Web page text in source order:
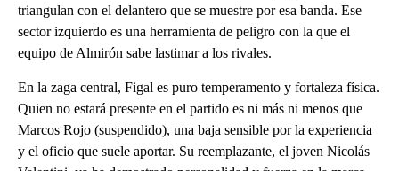
triangulan con el delantero que se muestre por esa banda. Ese
sector izquierdo es una herramienta de peligro con la que el
equipo de Almirón sabe lastimar a los rivales.
En la zaga central, Figal es puro temperamento y fortaleza física.
Quien no estará presente en el partido es ni más ni menos que
Marcos Rojo (suspendido), una baja sensible por la experiencia
y el oficio que suele aportar. Su reemplazante, el joven Nicolás